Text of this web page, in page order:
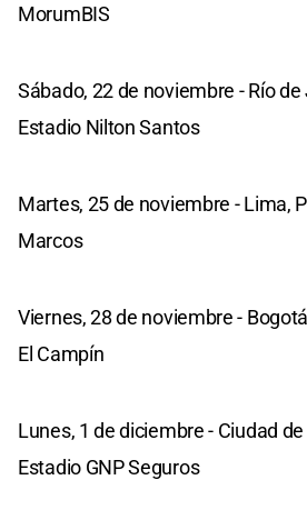
MorumBIS
Sábado, 22 de noviembre - Río de
Estadio Nilton Santos
Martes, 25 de noviembre - Lima,
Marcos
Viernes, 28 de noviembre -
El Campín
Lunes, 1 de diciembre - Ciudad
Estadio GNP Seguros